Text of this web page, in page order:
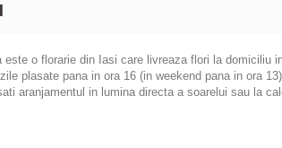
este o florarie din Iasi care livreaza flori la domiciliu
plasate pana in ora 16 (in weekend pana in ora
aranjamentul in lumina directa a soarelui sau la